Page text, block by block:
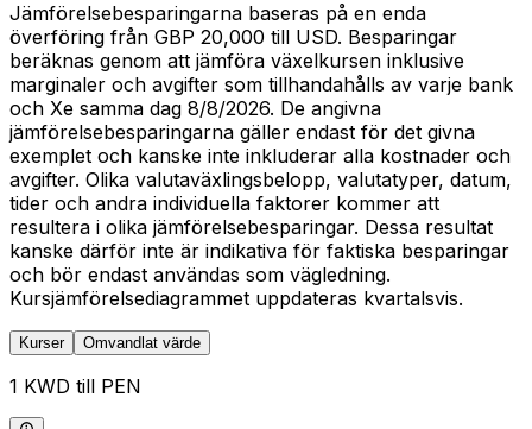
Jämförelsebesparingarna baseras på en enda
överföring från GBP 20,000 till USD. Besparingar
beräknas genom att jämföra växelkursen inklusive
marginaler och avgifter som tillhandahålls av varje bank
och Xe samma dag 8/8/2026. De angivna
jämförelsebesparingarna gäller endast för det givna
exemplet och kanske inte inkluderar alla kostnader och
avgifter. Olika valutaväxlingsbelopp, valutatyper, datum,
tider och andra individuella faktorer kommer att
resultera i olika jämförelsebesparingar. Dessa resultat
kanske därför inte är indikativa för faktiska besparingar
och bör endast användas som vägledning.
Kursjämförelsediagrammet uppdateras kvartalsvis.
Kurser Omvandlat värde
1 KWD till PEN